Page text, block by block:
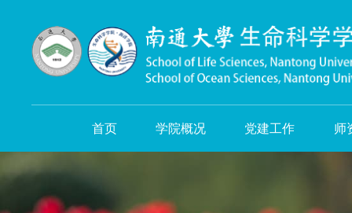
首页 学院概况 党建工作